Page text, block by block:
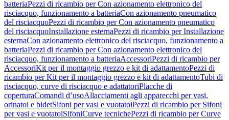
batteriaPezzi di ricambio per Con azionamento elettronico del
risciacquo, funzionamento a batteriaCon azionamento pneumatico
del risciacquoPezzi di ricambio per Con azionamento pneumatico
del risciacquoInstallazione esternaPezzi di ricambio per Installazione
esternaCon azionamento elettronico del risciacquo, funzionamento a
batteriaPezzi di ricambio per Con azionamento elettronico del
risciacquo, funzionamento a batteriaAccessoriPezzi di ricambio per
AccessoriKit per il montaggio grezzo e kit di adattamentoPezzi di
ricambio per Kit per il montaggio grezzo e kit di adattamentoTubi di
risciacquo, curve di risciacquo e adattatoriPlacche di
coperturaComandi d’usoAllacciamenti agli apparecchi per vasi,
orinatoi e bidetSifoni per vasi e vuotatoiPezzi di ricambio per Sifoni
per vasi e vuotatoiSifoniCurve tecnichePezzi di ricambio per Curve